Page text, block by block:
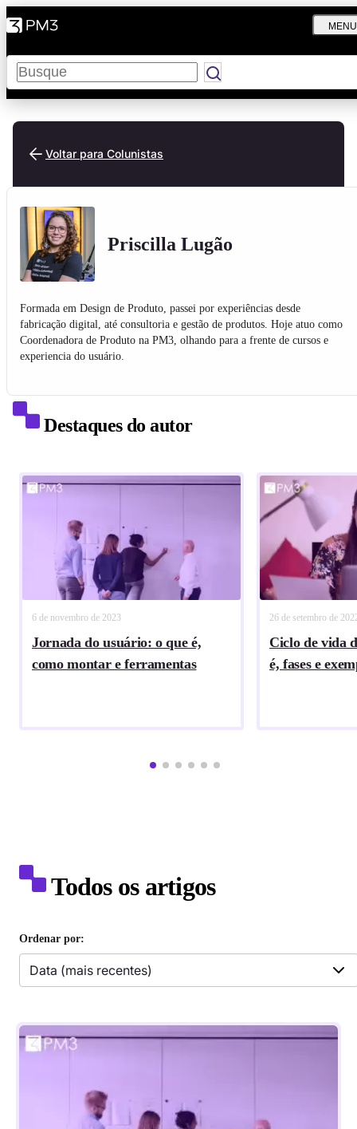
Pesquisar
MENU
Voltar para Colunistas
Priscilla Lugão
Formada em Design de Produto, passei por experiências desde
fabricação digital, até consultoria e gestão de produtos. Hoje atuo como
Coordenadora de Produto na PM3, olhando para a frente de cursos e
experiencia do usuário.
Destaques do autor
6 de novembro de 2023
Jornada do usuário: o que é,
como montar e ferramentas
26 de setembro de
Ciclo de vida
é, fases e
Todos os artigos
Ordenar por:
Data (mais recentes)